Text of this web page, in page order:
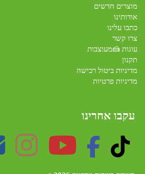
מוצרים חדשים
אודותינו
כתבו עלינו
צרו קשר
עוגות 🍰מעוצבות
תקנון
מדיניות ביטול רכישה
מדיניות פרטיות
עקבו אחרינו